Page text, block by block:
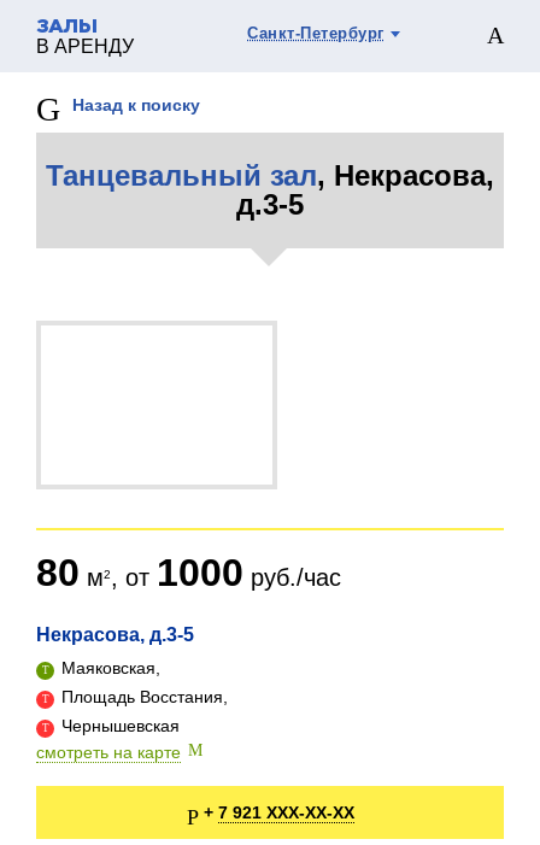
ЗАЛЫ
В АРЕНДУ
Санкт-Петербург
Назад к поиску
Танцевальный зал, Некрасова,
д.3-5
Некрасова, д.3-5
Маяковская,
Площадь Восстания,
Чернышевская
смотреть на карте
80 м , от 1000 руб./час
+ 7 921 XXX-XX-XX